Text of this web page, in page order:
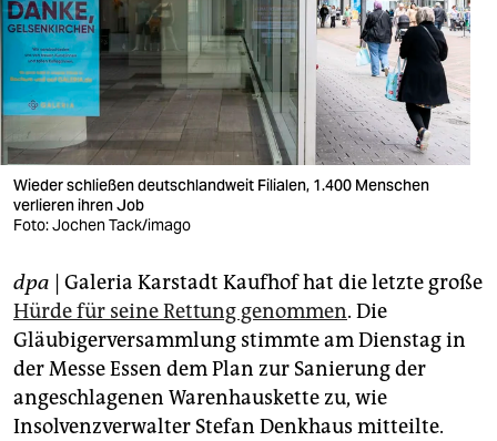
berlin
nord
wahrheit
verlag
verlag
shop
fragen & hilfe
unterstützen
abo
Wieder schließen deutschlandweit Filialen, 1.400 Menschen
verlieren ihren Job
Foto: Jochen Tack/imago
dpa | Galeria Karstadt Kaufhof hat die letzte große
Hürde für seine Rettung genommen. Die
Gläubigerversammlung stimmte am Dienstag in
der Messe Essen dem Plan zur Sanierung der
angeschlagenen Warenhauskette zu, wie
Insolvenzverwalter Stefan Denkhaus mitteilte.